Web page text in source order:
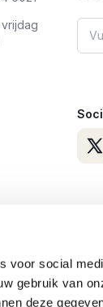
voor social
gebruik van
deze